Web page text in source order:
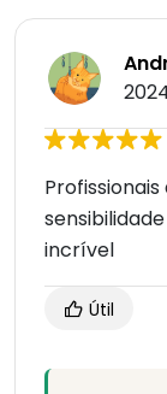
incrível
Útil